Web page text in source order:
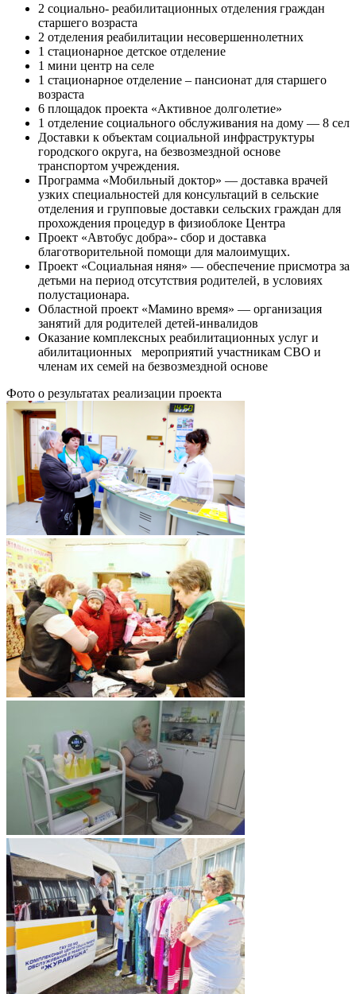
2 социально- реабилитационных отделения граждан
старшего возраста
2 отделения реабилитации несовершеннолетних
1 стационарное детское отделение
1 мини центр на селе
1 стационарное отделение – пансионат для старшего
возраста
6 площадок проекта «Активное долголетие»
1 отделение социального обслуживания на дому — 8 сел
Доставки к объектам социальной инфраструктуры
городского округа, на безвозмездной основе
транспортом учреждения.
Программа «Мобильный доктор» — доставка врачей
узких специальностей для консультаций в сельские
отделения и групповые доставки сельских граждан для
прохождения процедур в физиоблоке Центра
Проект «Автобус добра»- сбор и доставка
благотворительной помощи для малоимущих.
Проект «Социальная няня» — обеспечение присмотра за
детьми на период отсутствия родителей, в условиях
полустационара.
Областной проект «Мамино время» — организация
занятий для родителей детей-инвалидов
Оказание комплексных реабилитационных услуг и
абилитационных мероприятий участникам СВО и
членам их семей на безвозмездной основе
Фото о результатах реализации проекта